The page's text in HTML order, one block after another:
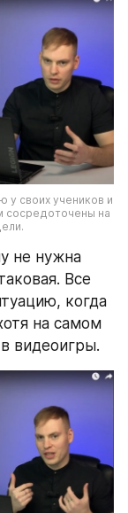
у своих учеников и
сосредоточены на
не нужна
Все
когда
на самом
видеоигры.